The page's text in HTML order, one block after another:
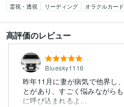
霊視・透視 リーディング オラクルカード
高評価のレビュー
Bluesky1116
昨年11月に妻が病気で他界し
とがあり、すごく悩みながら
に呼び込まれるよ...